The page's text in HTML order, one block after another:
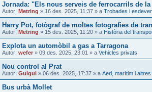
Jornada: "Els nous serveis de ferrocarrils de
Autor: Metring » 16 des. 2025, 11:37 » a Trobades i
Harry Pot, fotògraf de moltes fotografies de
Autor: Metring » 15 des. 2025, 11:20 » a Història del
Explota un automòbil a gas a Tarragona
Autor: wefer » 09 des. 2025, 23:01 » a Vehicles privats
Nou control al Prat
Autor: Guigui » 06 des. 2025, 17:37 » a Aeri, marítim i altres
Bus urbà Mollet